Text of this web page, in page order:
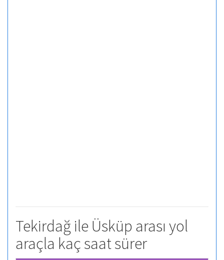
Tekirdağ ile Üsküp arası yol
araçla kaç saat sürer